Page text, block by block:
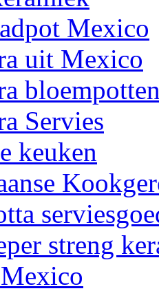
Mexico
uit Mexico
Servies
keuken
streng